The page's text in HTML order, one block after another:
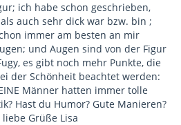
ich habe schon geschrieben,
auch sehr dick war bzw. bin ;
immer am besten an mir
und Augen sind von der Figur
es gibt noch mehr Punkte, die
der Schönheit beachtet werden:
Männer hatten immer tolle
Hast du Humor? Gute Manieren?
Grüße Lisa